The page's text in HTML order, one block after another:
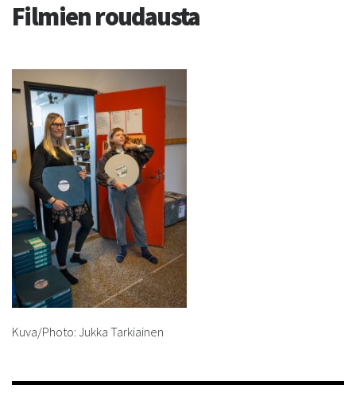
Filmien roudausta
Kuva/Photo: Jukka Tarkiainen